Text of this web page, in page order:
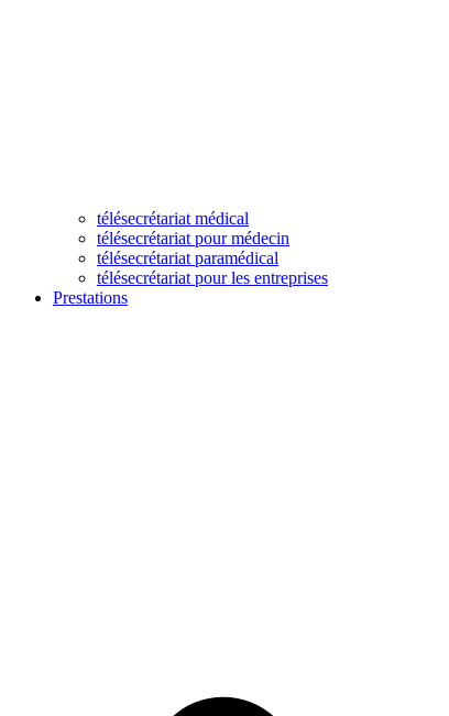
télésecrétariat médical
télésecrétariat pour médecin
télésecrétariat paramédical
télésecrétariat pour les entreprises
Prestations